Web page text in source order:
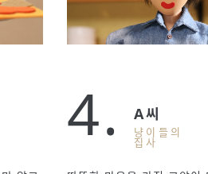
4. A씨
냥이들의
집사